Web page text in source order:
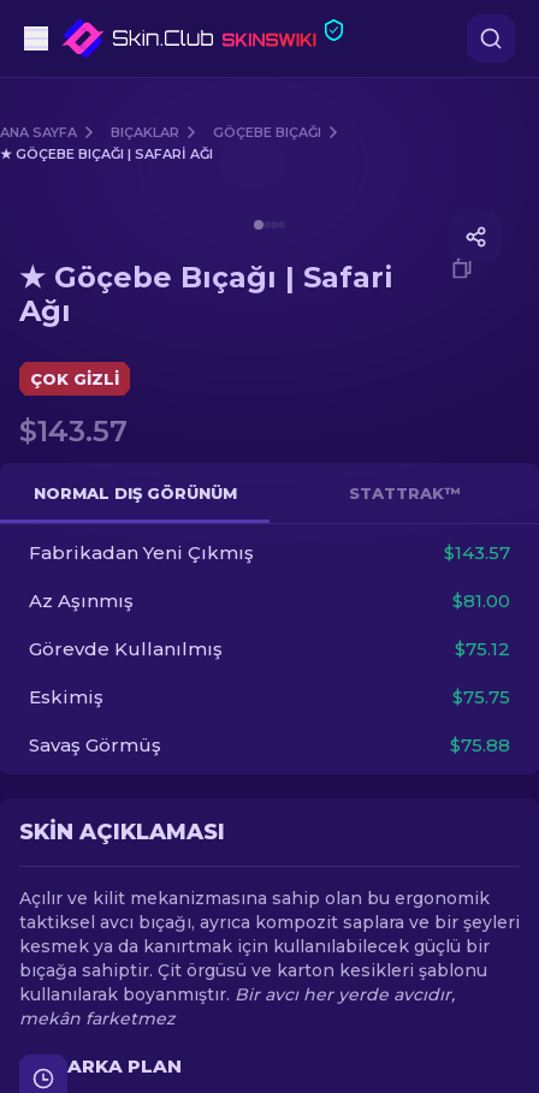
Orta seviye
Dürbünlü Tüfek
Eldiven
Diğer
TR
ANA SAYFA BIÇAKLAR
GÖÇEBE BIÇAĞI
★ GÖÇEBE BIÇAĞI | SAFARI AĞI
★ Göçebe Bıçağı | Safari
Ağı
ÇOK GIZLI
$143.57
NORMAL DIŞ GÖRÜNÜM STATTRAK™
Fabrikadan Yeni Çıkmış $143.57
Az Aşınmış $81.00
Görevde Kullanılmış $75.12
Eskimiş $75.75
Savaş Görmüş $75.88
SKIN AÇIKLAMASI
Açılır ve kilit mekanizmasına sahip olan bu ergonomik
taktiksel avcı bıçağı, ayrıca kompozit saplara ve bir şeyleri
kesmek ya da kanırtmak için kullanılabilecek güçlü bir
bıçağa sahiptir. Çit örgüsü ve karton kesikleri şablonu
kullanılarak boyanmıştır. Bir avcı her yerde avcıdır,
mekân farketmez
ARKA PLAN